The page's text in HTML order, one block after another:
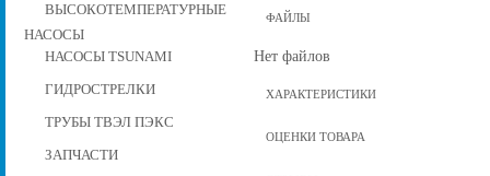
ВЫСОКОТЕМПЕРАТУРНЫЕ
НАСОСЫ
НАСОСЫ TSUNAMI
ГИДРОСТРЕЛКИ
ТРУБЫ ТВЭЛ ПЭКС
ЗАПЧАСТИ
ФАЙЛЫ
Нет файлов
ХАРАКТЕРИСТИКИ
ОЦЕНКИ ТОВАРА